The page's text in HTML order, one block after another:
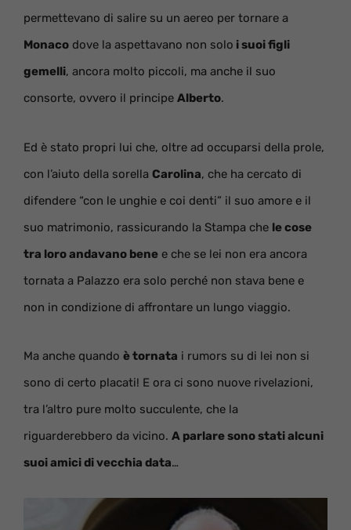
permettevano di salire su un aereo per tornare a
Monaco dove la aspettavano non solo i suoi figli
gemelli, ancora molto piccoli, ma anche il suo
consorte, ovvero il principe Alberto.
Ed è stato propri lui che, oltre ad occuparsi della prole,
con l’aiuto della sorella Carolina, che ha cercato di
difendere “con le unghie e coi denti” il suo amore e il
suo matrimonio, rassicurando la Stampa che le cose
tra loro andavano bene e che se lei non era ancora
tornata a Palazzo era solo perché non stava bene e
non in condizione di affrontare un lungo viaggio.
Ma anche quando è tornata i rumors su di lei non si
sono di certo placati! E ora ci sono nuove rivelazioni,
tra l’altro pure molto succulente, che la
riguarderebbero da vicino. A parlare sono stati alcuni
suoi amici di vecchia data…